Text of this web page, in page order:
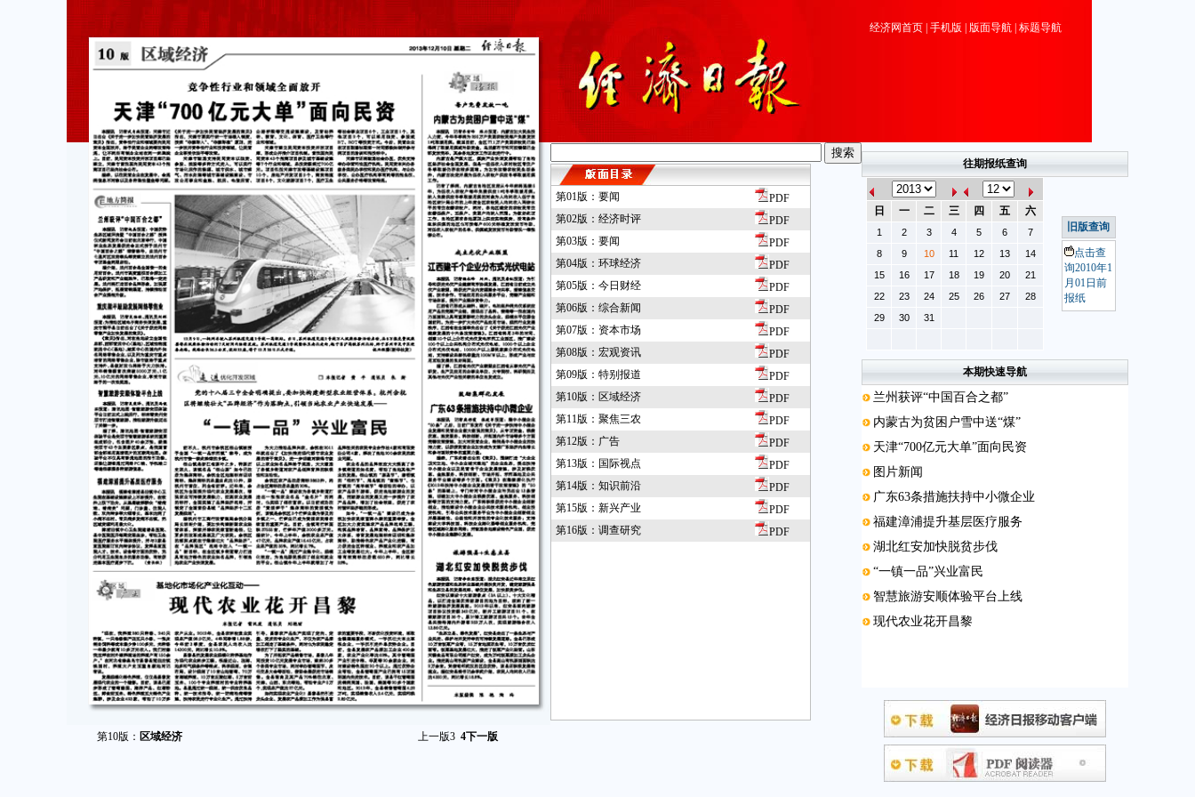
第10版： 区域经济 上一版3 4下一版
经济网首页 手机版 版面导航 标题导航
第01版：要闻
PDF
第02版：经济时评
PDF
第03版：要闻
PDF
第04版：环球经济
PDF
第05版：今日财经
PDF
第06版：综合新闻
PDF
第07版：资本市场
PDF
第08版：宏观资讯
PDF
第09版：特别报道
PDF
第10版：区域经济
PDF
第11版：聚焦三农
PDF
第12版：广告
PDF
第13版：国际视点
PDF
第14版：知识前沿
PDF
第15版：新兴产业
PDF
第16版：调查研究
PDF
往期报纸查询
日 一 二 三 四 五 六
1 2 3 4 5 6
7
8
9 10 11 12 13
14
15
16 17 18 19 20
21
22
23 24 25 26 27
28
29
30 31
旧版查询
点击查
询2010年1
月01日前
报纸
本期快速导航
兰州获评“中国百合之都”
内蒙古为贫困户雪中送“煤”
天津“700亿元大单”面向民资
图片新闻
广东63条措施扶持中小微企业
福建漳浦提升基层医疗服务
湖北红安加快脱贫步伐
“一镇一品”兴业富民
智慧旅游安顺体验平台上线
现代农业花开昌黎